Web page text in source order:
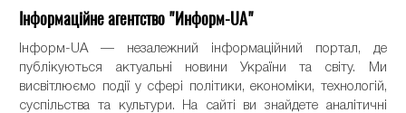
Інформаційне агентство "Информ-UA"
Інформ-UA — незалежний інформаційний портал, де
публікуються актуальні новини України та світу. Ми
висвітлюємо події у сфері політики, економіки, технологій,
суспільства та культури. На сайті ви знайдете аналітичні